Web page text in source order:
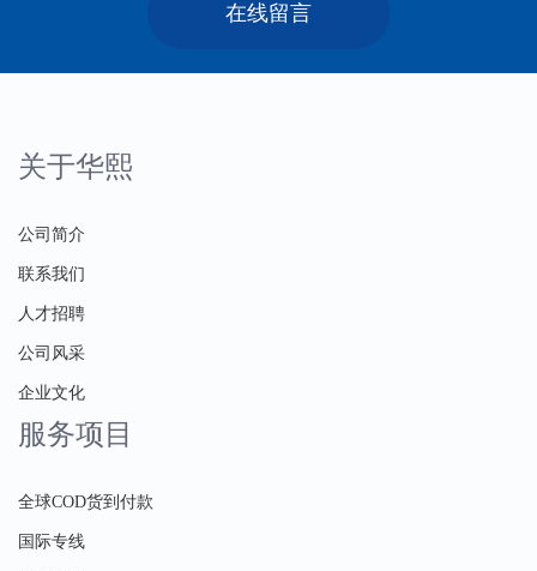
在线留言
关于华熙
公司简介
联系我们
人才招聘
公司风采
企业文化
服务项目
全球COD货到付款
国际专线